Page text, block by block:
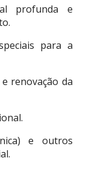
profunda e
para a
renovação da
e outros